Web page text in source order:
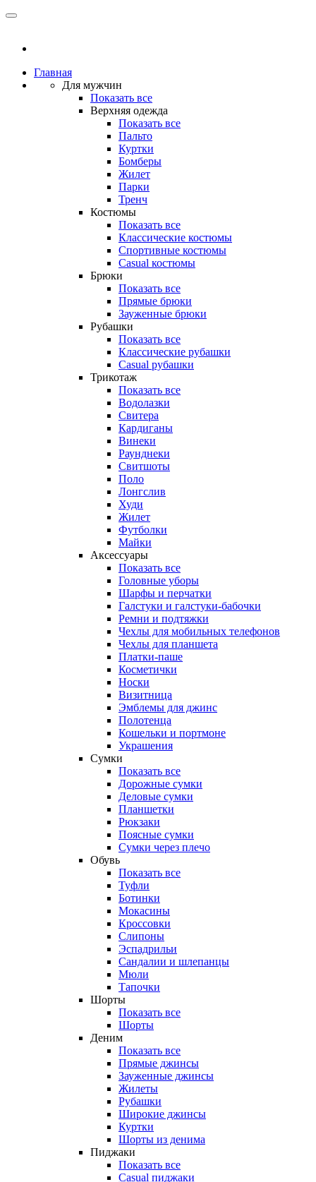
Главная
Для мужчин
Показать все
Верхняя одежда
Показать все
Пальто
Куртки
Бомберы
Жилет
Парки
Тренч
Костюмы
Показать все
Классические костюмы
Спортивные костюмы
Casual костюмы
Брюки
Показать все
Прямые брюки
Зауженные брюки
Рубашки
Показать все
Классические рубашки
Casual рубашки
Трикотаж
Показать все
Водолазки
Свитера
Кардиганы
Винеки
Раунднеки
Свитшоты
Поло
Лонгслив
Худи
Жилет
Футболки
Майки
Аксессуары
Показать все
Головные уборы
Шарфы и перчатки
Галстуки и галстуки-бабочки
Ремни и подтяжки
Чехлы для мобильных телефонов
Чехлы для планшета
Платки-паше
Косметички
Носки
Визитница
Эмблемы для джинс
Полотенца
Кошельки и портмоне
Украшения
Сумки
Показать все
Дорожные сумки
Деловые сумки
Планшетки
Рюкзаки
Поясные сумки
Сумки через плечо
Обувь
Показать все
Туфли
Ботинки
Мокасины
Кроссовки
Слипоны
Эспадрильи
Сандалии и шлепанцы
Мюли
Тапочки
Шорты
Показать все
Шорты
Деним
Показать все
Прямые джинсы
Зауженные джинсы
Жилеты
Рубашки
Широкие джинсы
Куртки
Шорты из денима
Пиджаки
Показать все
Casual пиджаки